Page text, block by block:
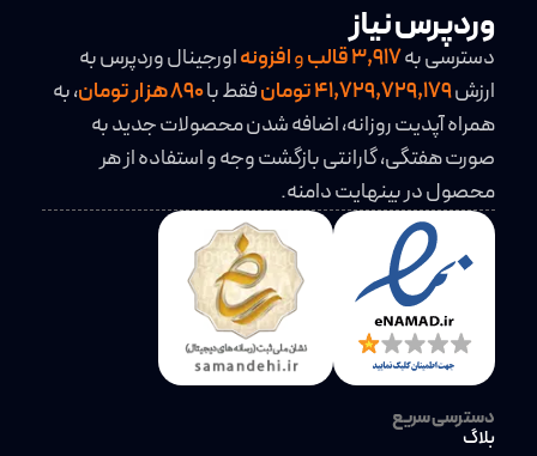
وردپرس نیاز
دسترسی به3,917قالبوافزونهاورجینال وردپرس به
ارزش41,729,729,179 تومان فقط با
، به
همراه آپدیت روزانه، اضافه شدن محصولات جدید به
صورت هفتگی، گارانتی بازگشت وجه و استفاده از هر
محصول در بینهایت دامنه.
دسترسی سریع
بلاگ